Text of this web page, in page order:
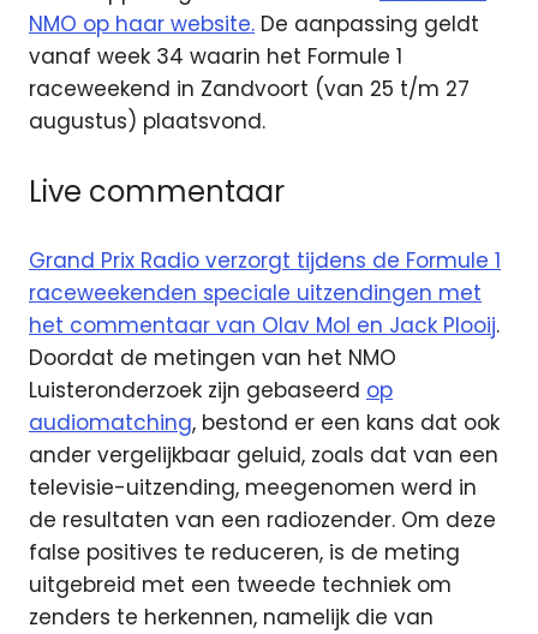
NMO op haar website. De aanpassing geldt
vanaf week 34 waarin het Formule 1
raceweekend in Zandvoort (van 25 t/m 27
augustus) plaatsvond.
Live commentaar
Grand Prix Radio verzorgt tijdens de Formule 1
raceweekenden speciale uitzendingen met
het commentaar van Olav Mol en Jack Plooij.
Doordat de metingen van het NMO
Luisteronderzoek zijn gebaseerd op
audiomatching, bestond er een kans dat ook
ander vergelijkbaar geluid, zoals dat van een
televisie-uitzending, meegenomen werd in
de resultaten van een radiozender. Om deze
false positives te reduceren, is de meting
uitgebreid met een tweede techniek om
zenders te herkennen, namelijk die van